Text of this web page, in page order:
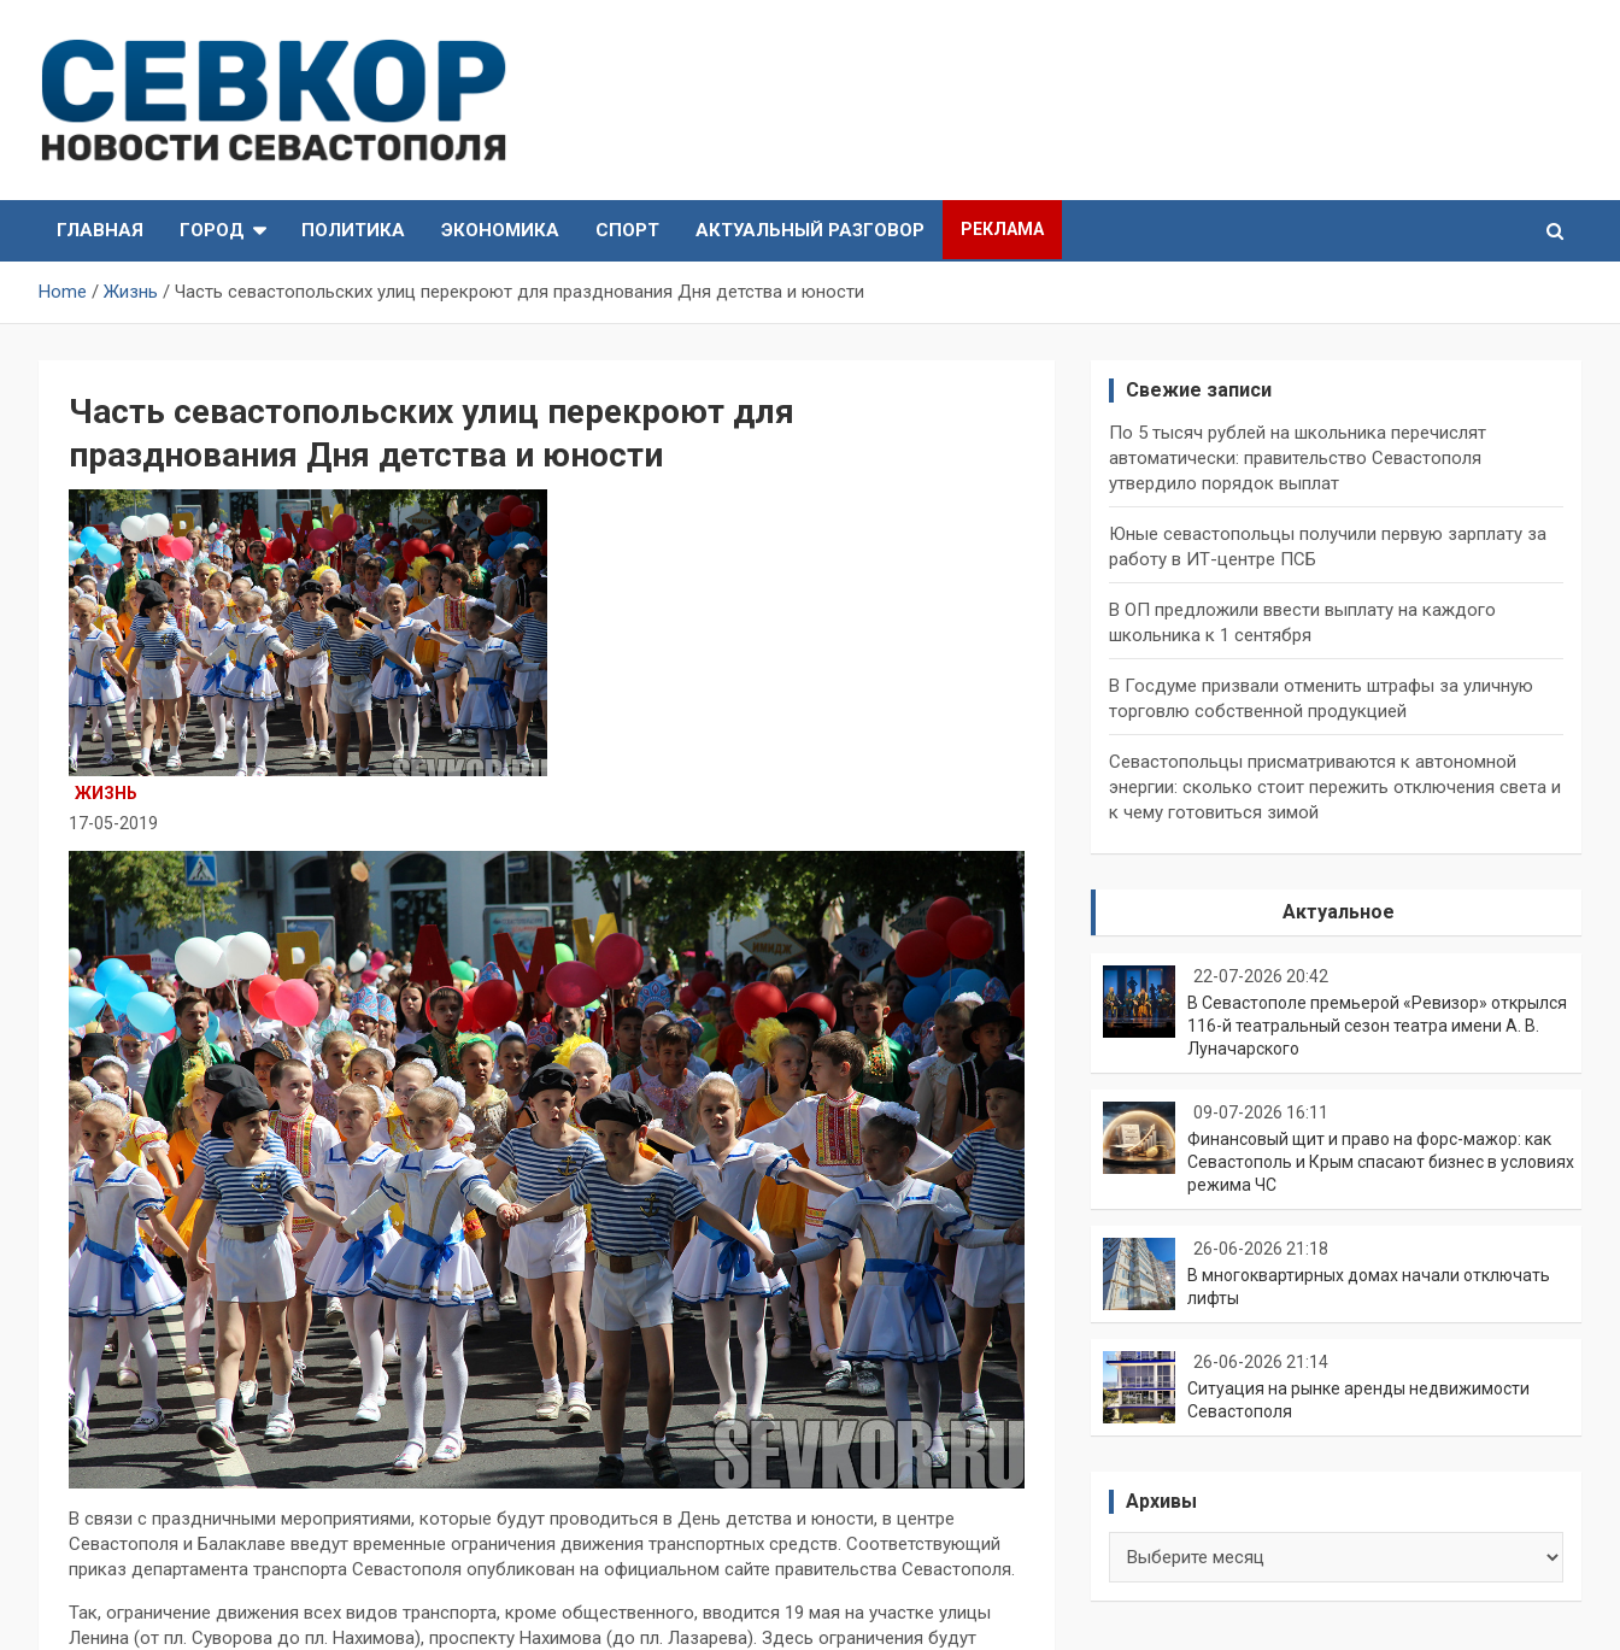
content
СевКор — Новости
Севастополя
Севастополя
ГЛАВНАЯ
ГОРОД ПОЛИТИКА ЭКОНОМИКА СПОРТ АКТУАЛЬНЫЙ РАЗГОВОР РЕКЛАМА
Home Жизнь Часть севастопольских улиц перекроют для празднования Дня детства и юности
Часть севастопольских улиц перекроют для
празднования Дня детства и юности
ЖИЗНЬ
17-05-2019
В связи с праздничными мероприятиями, которые будут проводиться в День детства и юности, в центре
Севастополя и Балаклаве введут временные ограничения движения транспортных средств. Соответствующий
приказ департамента транспорта Севастополя опубликован на официальном сайте правительства Севастополя.
Так, ограничение движения всех видов транспорта, кроме общественного, вводится 19 мая на участке улицы
Ленина (от пл. Суворова до пл. Нахимова), проспекту Нахимова (до пл. Лазарева). Здесь ограничения будут
Свежие записи
По 5 тысяч рублей на школьника перечислят
автоматически: правительство Севастополя
утвердило порядок выплат
Юные севастопольцы получили первую зарплату за
работу в ИТ-центре ПСБ
В ОП предложили ввести выплату на каждого
школьника к 1 сентября
В Госдуме призвали отменить штрафы за уличную
торговлю собственной продукцией
Севастопольцы присматриваются к автономной
энергии: сколько стоит пережить отключения света и
к чему готовиться зимой
Актуальное
22-07-2026 20:42
В Севастополе премьерой «Ревизор» открылся
116-й театральный сезон театра имени А. В.
Луначарского
09-07-2026 16:11
Финансовый щит и право на форс-мажор: как
Севастополь и Крым спасают бизнес в условиях
режима ЧС
26-06-2026 21:18
В многоквартирных домах начали отключать
лифты
26-06-2026 21:14
Ситуация на рынке аренды недвижимости
Севастополя
Архивы